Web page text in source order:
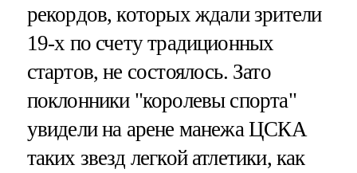
рекордов, которых ждали зрители
19-х по счету традиционных
стартов, не состоялось. Зато
поклонники "королевы спорта"
увидели на арене манежа ЦСКА
таких звезд легкой атлетики, как